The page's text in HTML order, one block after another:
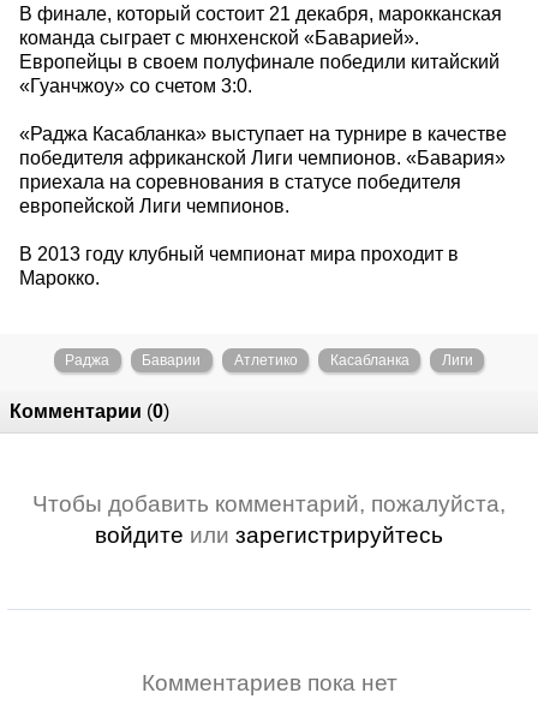
В финале, который состоит 21 декабря, марокканская
команда сыграет с мюнхенской «Баварией».
Европейцы в своем полуфинале победили китайский
«Гуанчжоу» со счетом 3:0.
«Раджа Касабланка» выступает на турнире в качестве
победителя африканской Лиги чемпионов. «Бавария»
приехала на соревнования в статусе победителя
европейской Лиги чемпионов.
В 2013 году клубный чемпионат мира проходит в
Марокко.
Раджа Баварии Атлетико Касабланка Лиги
Комментарии (0)
Чтобы добавить комментарий, пожалуйста,
войдите или зарегистрируйтесь
Комментариев пока нет